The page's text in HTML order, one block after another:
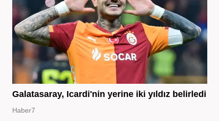
Galatasaray, Icardi'nin yerine iki yıldız belirledi
Haber7